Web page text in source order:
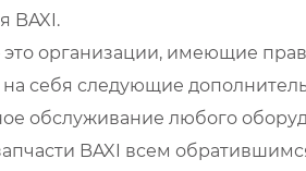
BAXI.
организации, имеющие
себя следующие
обслуживание любого
BAXI всем